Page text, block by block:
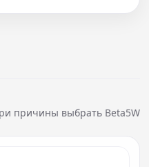
причины выбрать Beta5W